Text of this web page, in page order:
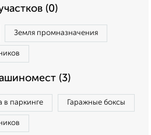
(0)
Земля промназначения
(3)
паркинге Гаражные боксы